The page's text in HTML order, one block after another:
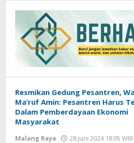
Resmikan Gedung Pesantren,
Ma’ruf Amin: Pesantren Harus
Dalam Pemberdayaan Ekonomi
Masyarakat
Malang Raya 28 Juni 2024 18:05 WIB